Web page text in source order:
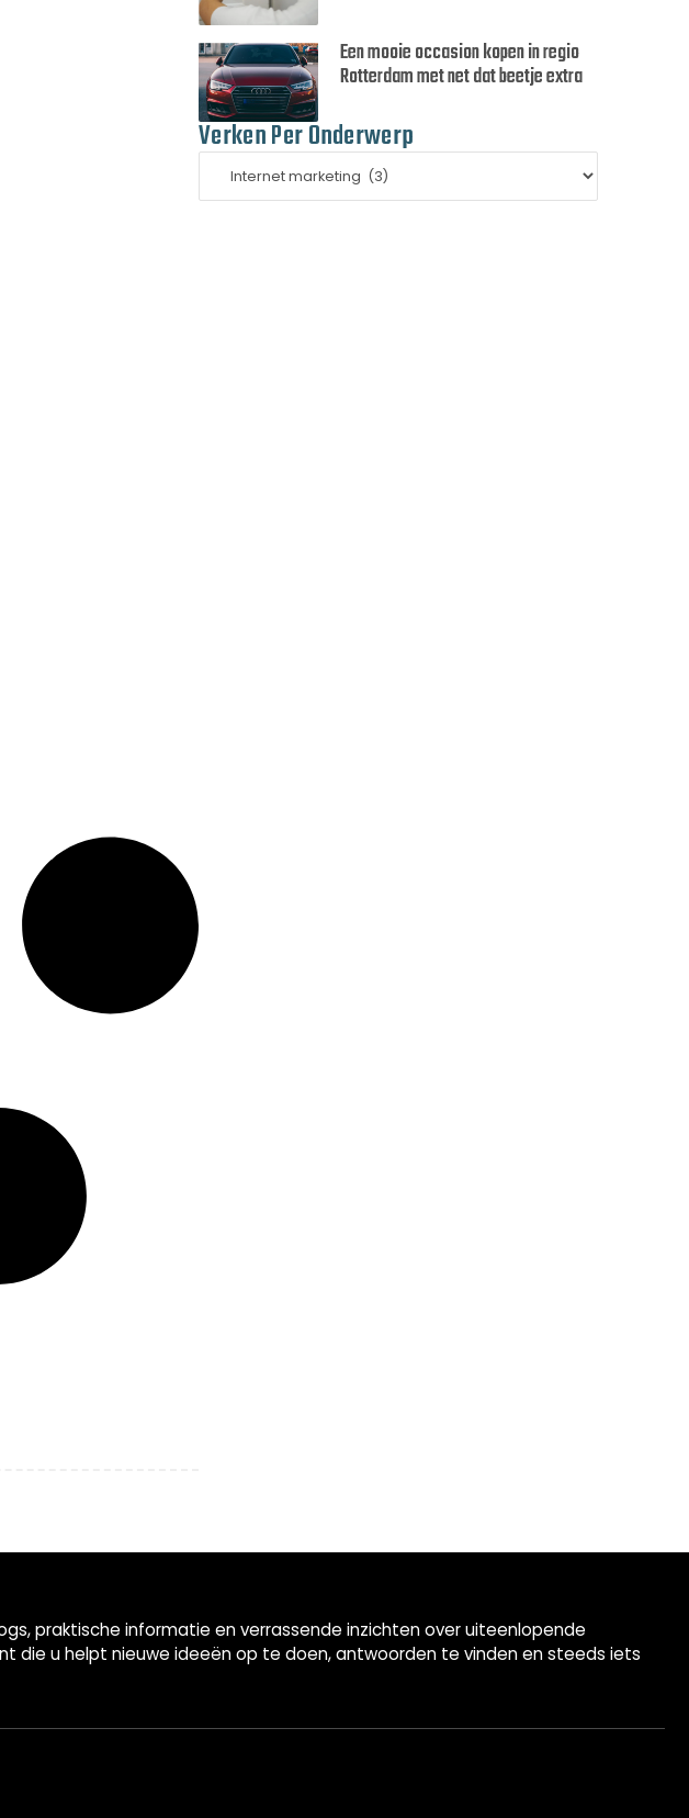
Een mooie occasion kopen in regio
Rotterdam met net dat beetje extra
Verken Per Onderwerp
praktische informatie en verrassende inzichten over uiteenlopende
die u helpt nieuwe ideeën op te doen, antwoorden te vinden en steeds iets